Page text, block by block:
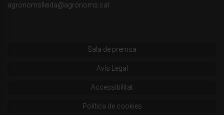
agronomslleida@agronoms.cat
Sala de premsa
Avís Legal
Accessibilitat
Política de cookies